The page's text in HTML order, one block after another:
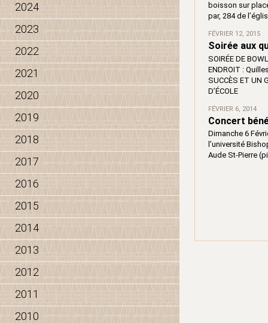
2024
2023
2022
2021
2020
2019
2018
2017
2016
2015
2014
2013
2012
2011
2010
boisson sur
par, 284 de
FÉVRIER 12, 2015
Soirée aux
SOIRÉE DE
ENDROIT :
SUCCÈS ET UN
D’ÉCOLE
FÉVRIER 6, 2014
Concert
Dimanche 6
l’université
Aude St-Pierre